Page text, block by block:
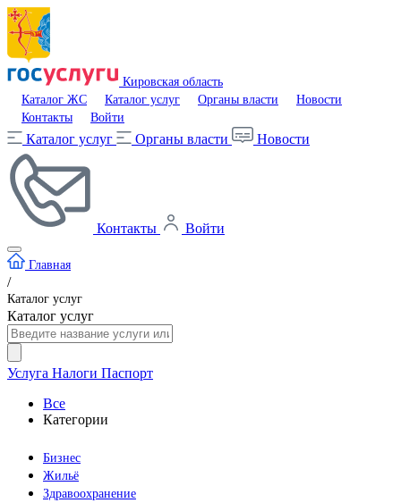
Кировская область
Каталог ЖС
Каталог услуг Органы власти
Новости
Контакты
Войти
Каталог услуг Органы власти Новости
Контакты Войти
Главная
/
Каталог услуг
Каталог услуг
Услуга Налоги Паспорт
Все
Категории
Бизнес
Жильё
Здравоохранение